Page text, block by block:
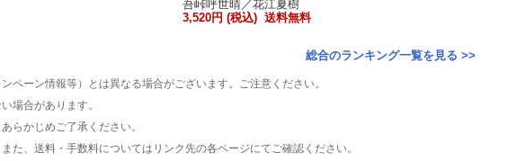
吾峠呼世晴／花江夏樹
3,520円 (税込) 送料無料
総合のランキング一覧を見る >>
ーン情報等）とは異なる場合がございます。ご注意ください。
場合があります。
らかじめご了承ください。
、送料・手数料についてはリンク先の各ページにてご確認ください。